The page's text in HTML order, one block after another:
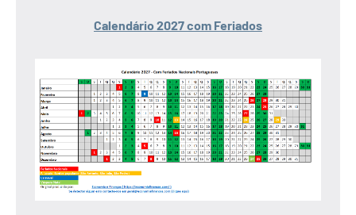
Calendário 2027 com Feriados